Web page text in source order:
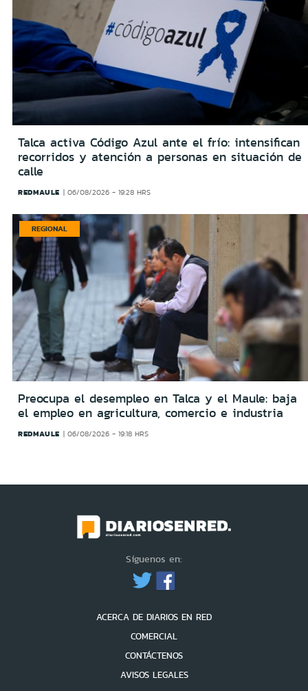
Talca activa Código Azul ante el frío: intensifican
recorridos y atención a personas en situación de
calle
REDMAULE 06/08/2026 - 19:28 HRS
REGIONAL
Preocupa el desempleo en Talca y el Maule: baja
el empleo en agricultura, comercio e industria
REDMAULE 06/08/2026 - 19:18 HRS
Síguenos en:
ACERCA DE DIARIOS EN RED
COMERCIAL
CONTÁCTENOS
AVISOS LEGALES